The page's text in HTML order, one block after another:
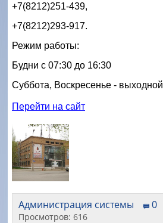
+7(8212)251-439,
+7(8212)293-917.
Режим работы:
Будни с 07:30 до 16:30
Суббота, Воскресенье - выходной
Перейти на сайт
Администрация системы 0
Просмотров: 616